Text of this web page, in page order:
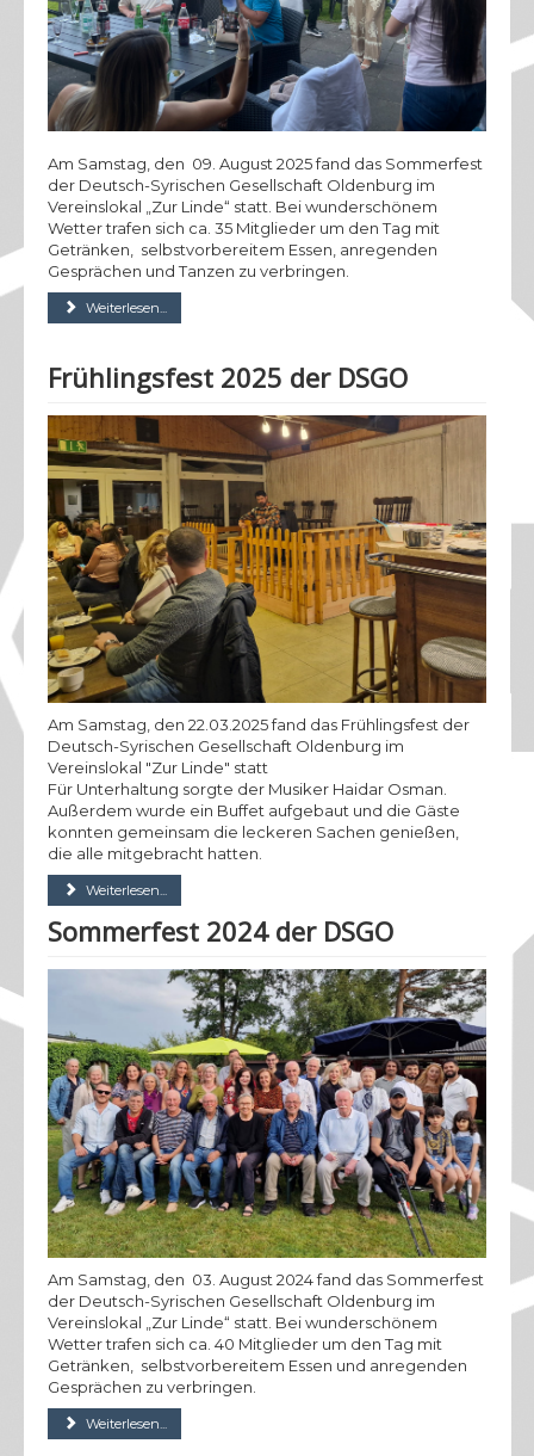
Am Samstag, den 09. August 2025 fand das Sommerfest
der Deutsch-Syrischen Gesellschaft Oldenburg im
Vereinslokal „Zur Linde“ statt. Bei wunderschönem
Wetter trafen sich ca. 35 Mitglieder um den Tag mit
Getränken, selbstvorbereitem Essen, anregenden
Gesprächen und Tanzen zu verbringen.
Weiterlesen...
Frühlingsfest 2025 der DSGO
Am Samstag, den 22.03.2025 fand das Frühlingsfest der
Deutsch-Syrischen Gesellschaft Oldenburg im
Vereinslokal "Zur Linde" statt
Für Unterhaltung sorgte der Musiker Haidar Osman.
Außerdem wurde ein Buffet aufgebaut und die Gäste
konnten gemeinsam die leckeren Sachen genießen,
die alle mitgebracht hatten.
Weiterlesen...
Sommerfest 2024 der DSGO
Am Samstag, den 03. August 2024 fand das Sommerfest
der Deutsch-Syrischen Gesellschaft Oldenburg im
Vereinslokal „Zur Linde“ statt. Bei wunderschönem
Wetter trafen sich ca. 40 Mitglieder um den Tag mit
Getränken, selbstvorbereitem Essen und anregenden
Gesprächen zu verbringen.
Weiterlesen...